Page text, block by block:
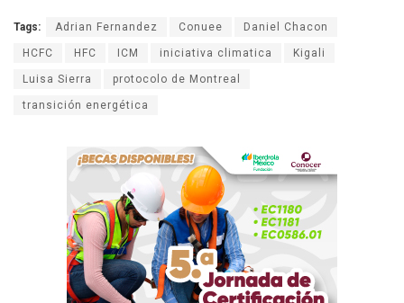
Tags: Adrian Fernandez Conuee Daniel Chacon
HCFC HFC ICM iniciativa climatica Kigali
Luisa Sierra protocolo de Montreal
transición energética